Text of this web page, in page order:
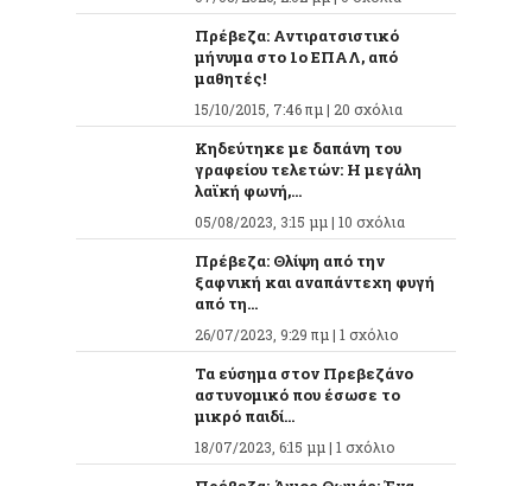
Πρέβεζα: Αντιρατσιστικό
μήνυμα στο 1ο ΕΠΑΛ, από
μαθητές!
15/10/2015, 7:46 πμ | 20 σχόλια
Κηδεύτηκε με δαπάνη του
γραφείου τελετών: Η μεγάλη
λαϊκή φωνή,...
05/08/2023, 3:15 μμ | 10 σχόλια
Πρέβεζα: Θλίψη από την
ξαφνική και αναπάντεχη φυγή
από τη...
26/07/2023, 9:29 πμ | 1 σχόλιο
Τα εύσημα στον Πρεβεζάνο
αστυνομικό που έσωσε το
μικρό παιδί...
18/07/2023, 6:15 μμ | 1 σχόλιο